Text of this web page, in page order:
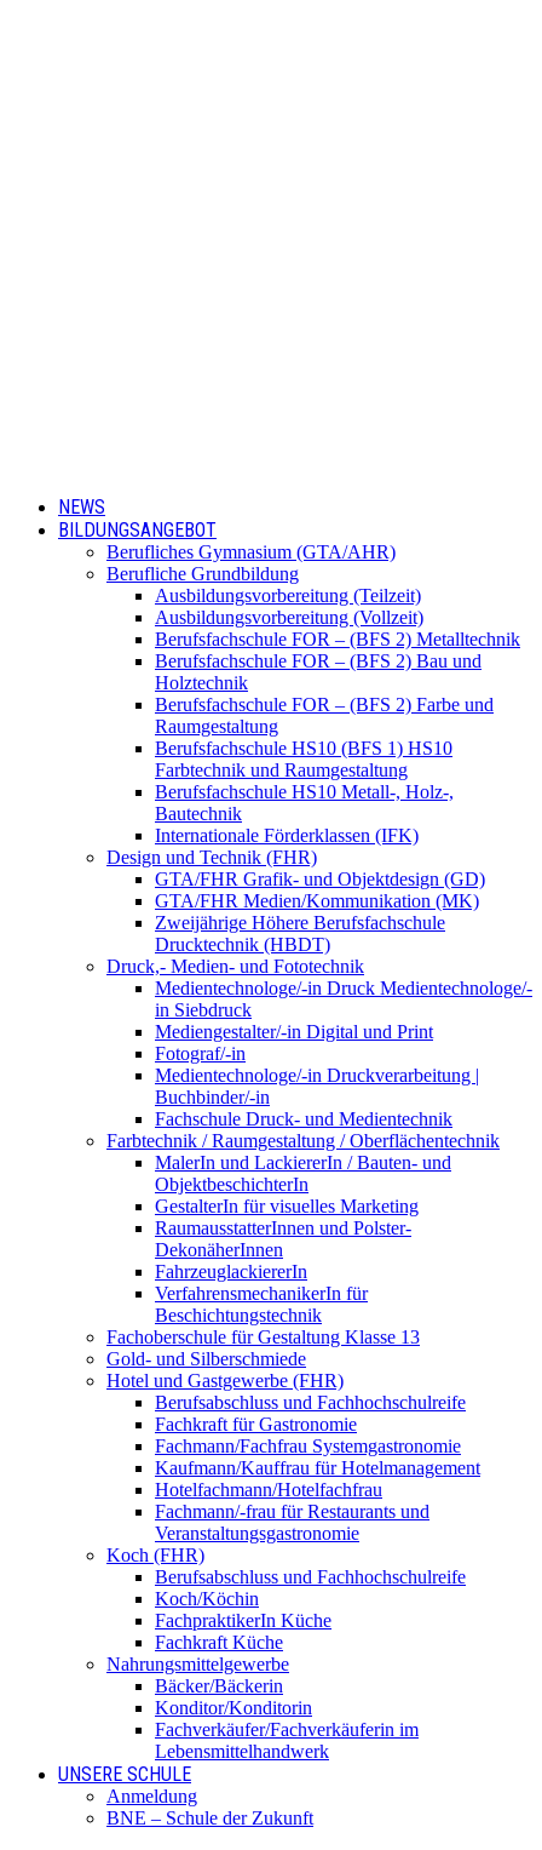
NEWS
BILDUNGSANGEBOT
Berufliches Gymnasium (GTA/AHR)
Berufliche Grundbildung
Ausbildungsvorbereitung (Teilzeit)
Ausbildungsvorbereitung (Vollzeit)
Berufsfachschule FOR – (BFS 2) Metalltechnik
Berufsfachschule FOR – (BFS 2) Bau und
Holztechnik
Berufsfachschule FOR – (BFS 2) Farbe und
Raumgestaltung
Berufsfachschule HS10 (BFS 1) HS10
Farbtechnik und Raumgestaltung
Berufsfachschule HS10 Metall-, Holz-,
Bautechnik
Internationale Förderklassen (IFK)
Design und Technik (FHR)
GTA/FHR Grafik- und Objektdesign (GD)
GTA/FHR Medien/Kommunikation (MK)
Zweijährige Höhere Berufsfachschule
Drucktechnik (HBDT)
Druck,- Medien- und Fototechnik
Medientechnologe/-in Druck Medientechnologe/-
in Siebdruck
Mediengestalter/-in Digital und Print
Fotograf/-in
Medientechnologe/-in Druckverarbeitung |
Buchbinder/-in
Fachschule Druck- und Medientechnik
Farbtechnik / Raumgestaltung / Oberflächentechnik
MalerIn und LackiererIn / Bauten- und
ObjektbeschichterIn
GestalterIn für visuelles Marketing
RaumausstatterInnen und Polster-
DekonäherInnen
FahrzeuglackiererIn
VerfahrensmechanikerIn für
Beschichtungstechnik
Fachoberschule für Gestaltung Klasse 13
Gold- und Silberschmiede
Hotel und Gastgewerbe (FHR)
Berufsabschluss und Fachhochschulreife
Fachkraft für Gastronomie
Fachmann/Fachfrau Systemgastronomie
Kaufmann/Kauffrau für Hotelmanagement
Hotelfachmann/Hotelfachfrau
Fachmann/-frau für Restaurants und
Veranstaltungsgastronomie
Koch (FHR)
Berufsabschluss und Fachhochschulreife
Koch/Köchin
FachpraktikerIn Küche
Fachkraft Küche
Nahrungsmittelgewerbe
Bäcker/Bäckerin
Konditor/Konditorin
Fachverkäufer/Fachverkäuferin im
Lebensmittelhandwerk
UNSERE SCHULE
Anmeldung
BNE – Schule der Zukunft